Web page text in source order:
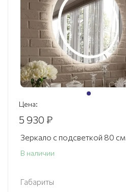
Цена:
5 930 ₽
Зеркало с подсветкой 80 см
В наличии
Габариты